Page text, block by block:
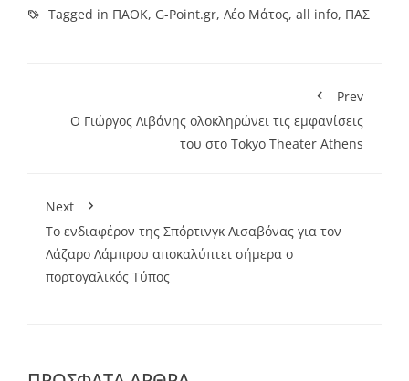
Tagged in ΠΑΟΚ, G-Point.gr, Λέο Μάτος, all info, ΠΑΣ
Prev
Ο Γιώργος Λιβάνης ολοκληρώνει τις εμφανίσεις
του στο Tokyo Theater Athens
Next
Το ενδιαφέρον της Σπόρτινγκ Λισαβόνας για τον
Λάζαρο Λάμπρου αποκαλύπτει σήμερα ο
πορτογαλικός Τύπος